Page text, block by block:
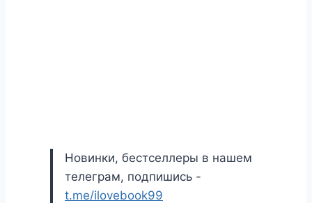
Новинки, бестселлеры в нашем
телеграм, подпишись -
t.me/ilovebook99